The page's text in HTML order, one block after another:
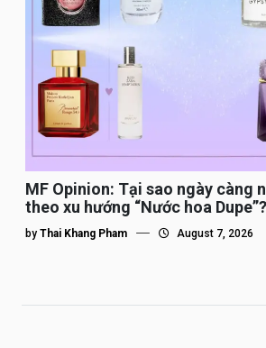
MF Opinion: Tại sao ngày càng
theo xu hướng “Nước hoa Dupe”?
by Thai Khang Pham August 7, 2026